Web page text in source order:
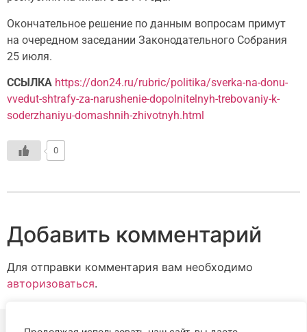
Окончательное решение по данным вопросам примут
на очередном заседании Законодательного Собрания
25 июля.
ССЫЛКА https://don24.ru/rubric/politika/sverka-na-donu-
vvedut-shtrafy-za-narushenie-dopolnitelnyh-trebovaniy-k-
soderzhaniyu-domashnih-zhivotnyh.html
0
Добавить комментарий
Для отправки комментария вам необходимо
авторизоваться.